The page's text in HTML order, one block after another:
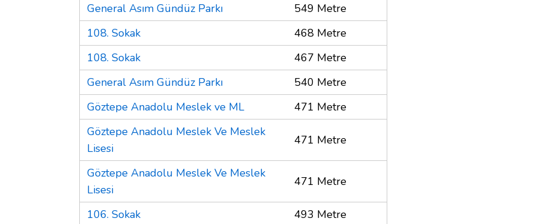
General Asım Gündüz Parkı
549 Metre
108. Sokak
468 Metre
108. Sokak
467 Metre
General Asım Gündüz Parkı
540 Metre
Göztepe Anadolu Meslek ve ML
471 Metre
Göztepe Anadolu Meslek Ve Meslek
Lisesi
471 Metre
Göztepe Anadolu Meslek Ve Meslek
Lisesi
471 Metre
106. Sokak
493 Metre